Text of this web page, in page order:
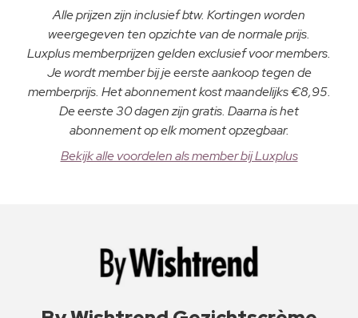
Alle prijzen zijn inclusief btw. Kortingen worden
weergegeven ten opzichte van de normale prijs.
Luxplus memberprijzen gelden exclusief voor members.
Je wordt member bij je eerste aankoop tegen de
memberprijs. Het abonnement kost maandelijks €8,95.
De eerste 30 dagen zijn gratis. Daarna is het
abonnement op elk moment opzegbaar.
Bekijk alle voordelen als member bij Luxplus